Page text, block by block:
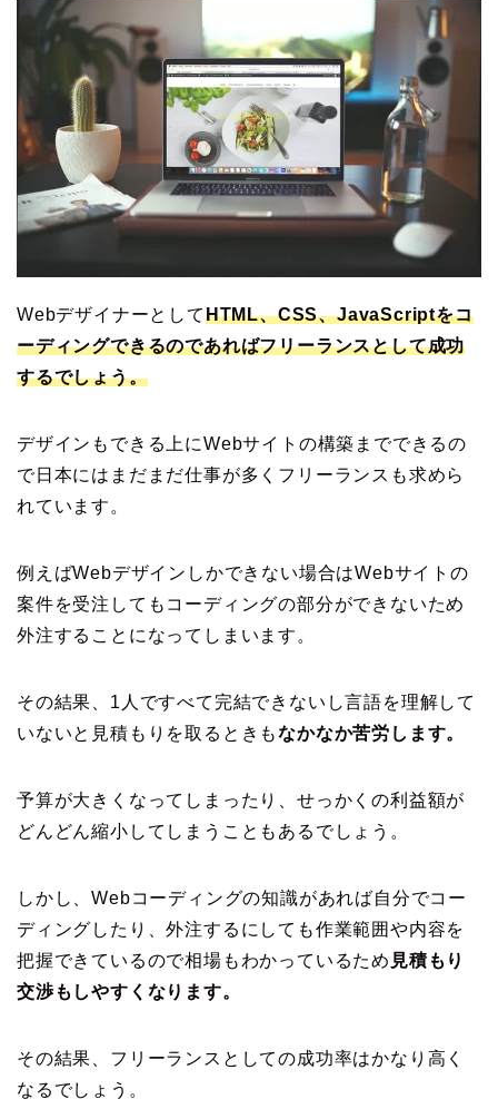
WebデザイナーとしてHTML、CSS、JavaScriptをコ
ーディングできるのであればフリーランスとして成功
するでしょう。
デザインもできる上にWebサイトの構築までできるの
で日本にはまだまだ仕事が多くフリーランスも求めら
れています。
例えばWebデザインしかできない場合はWebサイトの
案件を受注してもコーディングの部分ができないため
外注することになってしまいます。
その結果、1人ですべて完結できないし言語を理解して
いないと見積もりを取るときもなかなか苦労します。
予算が大きくなってしまったり、せっかくの利益額が
どんどん縮小してしまうこともあるでしょう。
しかし、Webコーディングの知識があれば自分でコー
ディングしたり、外注するにしても作業範囲や内容を
把握できているので相場もわかっているため 見積もり
交渉もしやすくなります。
その結果、フリーランスとしての成功率はかなり高く
なるでしょう。